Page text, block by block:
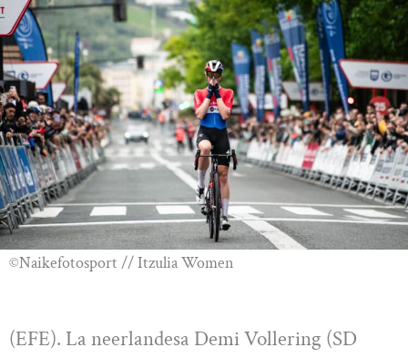
©Naikefotosport // Itzulia Women
(EFE). La neerlandesa Demi Vollering (SD